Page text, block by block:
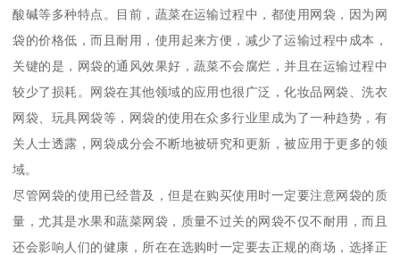
酸碱等多种特点。目前，蔬菜在运输过程中，都使用网袋，因为网
袋的价格低，而且耐用，使用起来方便，减少了运输过程中成本，
关键的是，网袋的通风效果好，蔬菜不会腐烂，并且在运输过程中
较少了损耗。网袋在其他领域的应用也很广泛，化妆品网袋、洗衣
网袋、玩具网袋等，网袋的使用在众多行业里成为了一种趋势，有
关人士透露，网袋成分会不断地被研究和更新，被应用于更多的领
域。
尽管网袋的使用已经普及，但是在购买使用时一定要注意网袋的质
量，尤其是水果和蔬菜网袋，质量不过关的网袋不仅不耐用，而且
还会影响人们的健康，所在在选购时一定要去正规的商场，选择正